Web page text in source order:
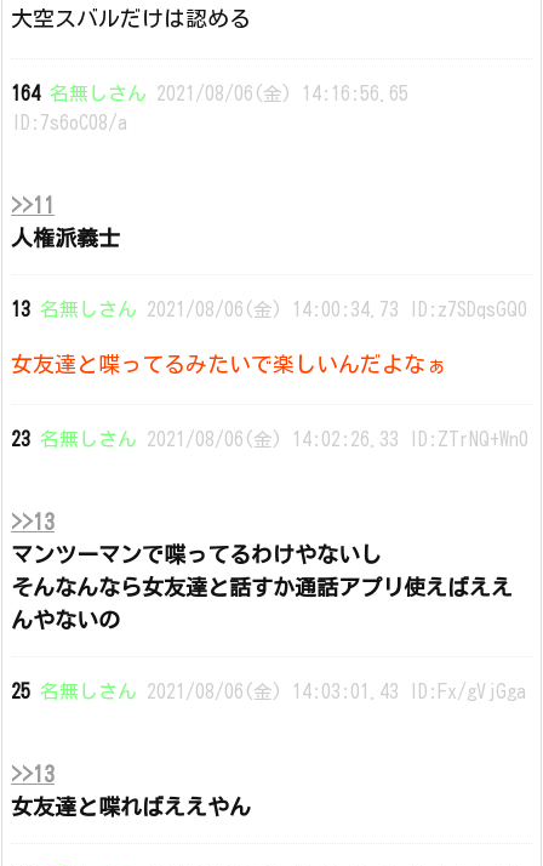
大空スバルだけは認める
164 名無しさん 2021/08/06(金) 14:16:56.65
ID:7s6oC08/a
>>11
人権派義士
13 名無しさん 2021/08/06(金) 14:00:34.73 ID:z7SDqsGQ0
女友達と喋ってるみたいで楽しいんだよなぁ
23 名無しさん 2021/08/06(金) 14:02:26.33 ID:ZTrNQ+Wn0
>>13
マンツーマンで喋ってるわけやないし
そんなんなら女友達と話すか通話アプリ使えばええ
んやないの
25 名無しさん 2021/08/06(金) 14:03:01.43 ID:Fx/gVjGga
>>13
女友達と喋ればええやん